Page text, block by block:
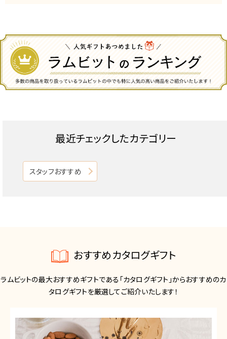
最近チェックしたカテゴリー
スタッフおすすめ
おすすめカタログギフト
ラムビットの最大おすすめギフトである「カタログギフト」からおすすめのカ
タログギフトを厳選してご紹介いたします！